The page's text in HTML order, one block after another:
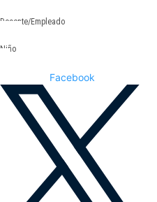
Docente/Empleado
Niño
Facebook